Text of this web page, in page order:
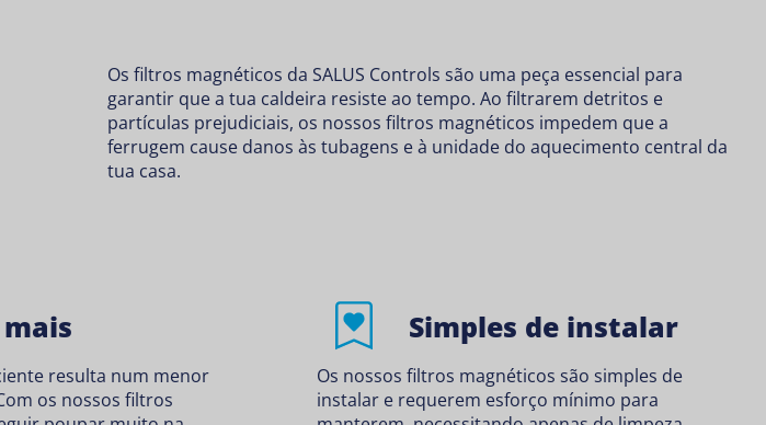
Os filtros magnéticos da SALUS Controls são uma peça essencial para
garantir que a tua caldeira resiste ao tempo. Ao filtrarem detritos e
partículas prejudiciais, os nossos filtros magnéticos impedem que a
ferrugem cause danos às tubagens e à unidade do aquecimento central da
tua casa.
resulta num menor
os nossos filtros
Simples de instalar
Os nossos filtros magnéticos são simples de
instalar e requerem esforço mínimo para